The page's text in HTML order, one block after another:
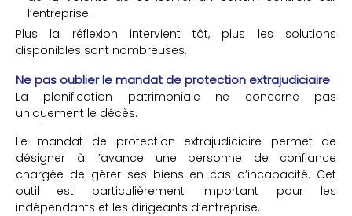
l’entreprise.
Plus la réflexion intervient tôt, plus les solutions
disponibles sont nombreuses.
Ne pas oublier le mandat de protection extrajudiciaire
La planification patrimoniale ne concerne pas
uniquement le décès.
Le mandat de protection extrajudiciaire permet de
désigner à l’avance une personne de confiance
chargée de gérer ses biens en cas d’incapacité. Cet
outil est particulièrement important pour les
indépendants et les dirigeants d’entreprise.